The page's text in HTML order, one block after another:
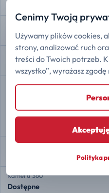
Kontrola trakcji
Dostępne
Stabilizacja toru jazdy ESP
Dostępne
Asystent zmiany pasa ruchu
Ostrzeganie przed opuszczeniem
Tylne czujniki radarowe
Kamera 360
Dostępne
Cenimy Twoją
Używamy plików cookies,
strony, analizować ruch
treści do Twoich potrzeb.
wszystko”, wyrażasz
Polityka